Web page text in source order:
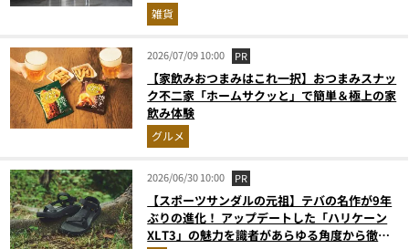
雑貨
2026/07/09 10:00 PR
【家飲みおつまみはこれ一択】おつまみスナッ
ク不二家「ホームサクッと」で簡単＆極上の家
飲み体験
グルメ
2026/06/30 10:00 PR
【スポーツサンダルの元祖】テバの名作が9年
ぶりの進化！ アップデートした「ハリケーン
XLT3」の魅力を識者があらゆる角度から徹底